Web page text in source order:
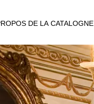
DE LA CATALOGNE